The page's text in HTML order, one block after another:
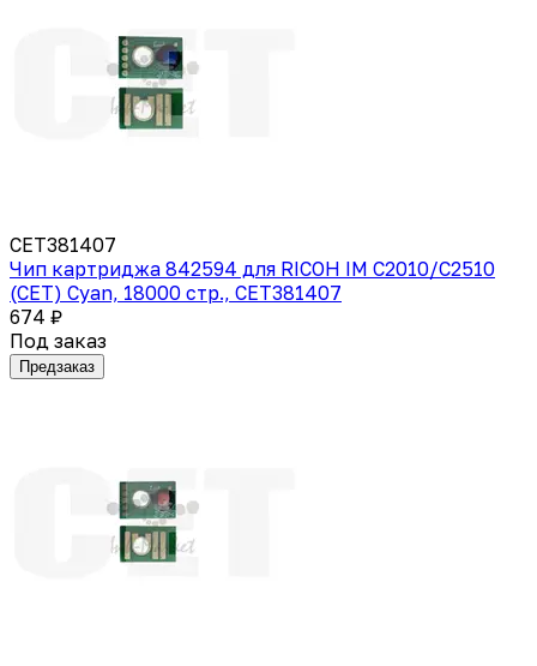
CET381407
Чип картриджа 842594 для RICOH IM C2010/C2510
(CET) Cyan, 18000 стр., CET381407
674 ₽
Под заказ
Предзаказ